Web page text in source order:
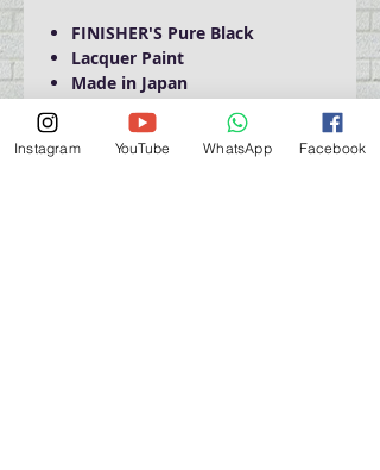
FINISHER'S Pure Black
Lacquer Paint
Made in Japan
Domestic Shipping Only
Instagram YouTube WhatsApp Facebook